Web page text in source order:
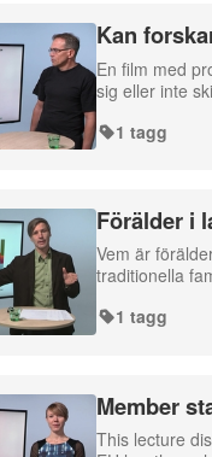
Kan
En film med
sig eller inte
1 tagg
Förälder i
Vem är
traditionella
1 tagg
Member
This lecture